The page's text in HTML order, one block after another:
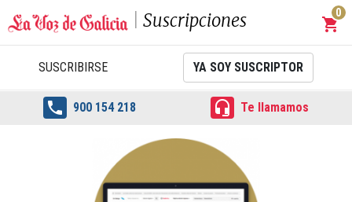
Suscripciones shopping_cart
0
SUSCRIBIRSE YA SOY SUSCRIPTOR
 900 154 218  Te llamamos